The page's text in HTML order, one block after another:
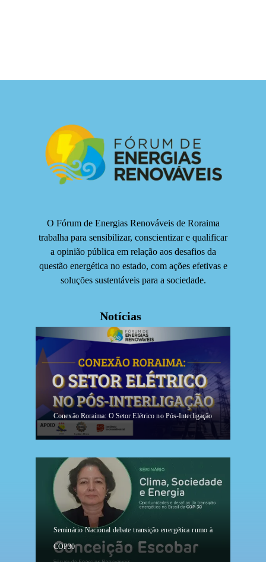
O Fórum de Energias Renováveis de Roraima
trabalha para sensibilizar, conscientizar e qualificar
a opinião pública em relação aos desafios da
questão energética no estado, com ações efetivas e
soluções sustentáveis para a sociedade.
Notícias
Conexão Roraima: O Setor Elétrico no Pós-Interligação
Seminário Nacional debate transição energética rumo à
COP30